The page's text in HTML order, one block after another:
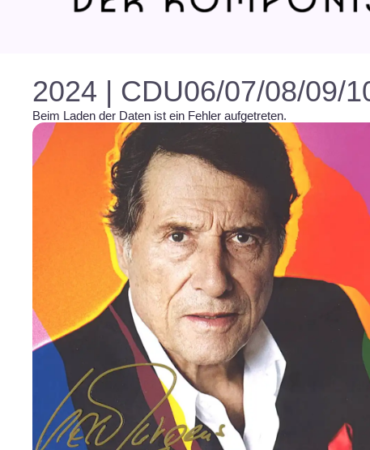
2024 | CDU06/07/08/09/
Beim Laden der Daten ist ein Fehler aufgetreten.